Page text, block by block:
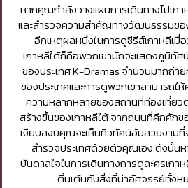
หากคุณกำลังวางแผนการเดินทางไปเก
และสำรวจความสำคัญทางวัฒนธรรมข
อีกเหตุผลหนึ่งในการดูซีรีส์เกาหลีเมื่
เกาหลีใต้ก็คือพวกเขามักจะแสดงภูมิทั
ของประเทศ K-Dramas จำนวนมากถ่า
ของประเทศและการดูพวกเขาสามารถใ
ความหลากหลายของสถานที่ท่องเที่ย
สร้างขึ้นของเกาหลีใต้ จากถนนที่คึกคัก
เงียบสงบคุณจะเห็นทิวทัศน์อันสวยงามที่
สำรวจประเทศด้วยตัวคุณเอง ดังนั้น
บันดาลใจในการเดินทางการดูละครเกา
ตื่นเต้นกับสิ่งที่น่าอัศจรรย์ทั้งห